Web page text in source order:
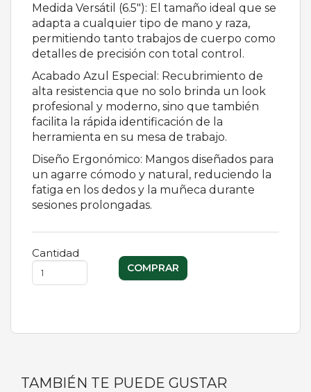
Medida Versátil (6.5"): El tamaño ideal que se
adapta a cualquier tipo de mano y raza,
permitiendo tanto trabajos de cuerpo como
detalles de precisión con total control.
Acabado Azul Especial: Recubrimiento de
alta resistencia que no solo brinda un look
profesional y moderno, sino que también
facilita la rápida identificación de la
herramienta en su mesa de trabajo.
Diseño Ergonómico: Mangos diseñados para
un agarre cómodo y natural, reduciendo la
fatiga en los dedos y la muñeca durante
sesiones prolongadas.
Cantidad
TAMBIÉN TE PUEDE GUSTAR